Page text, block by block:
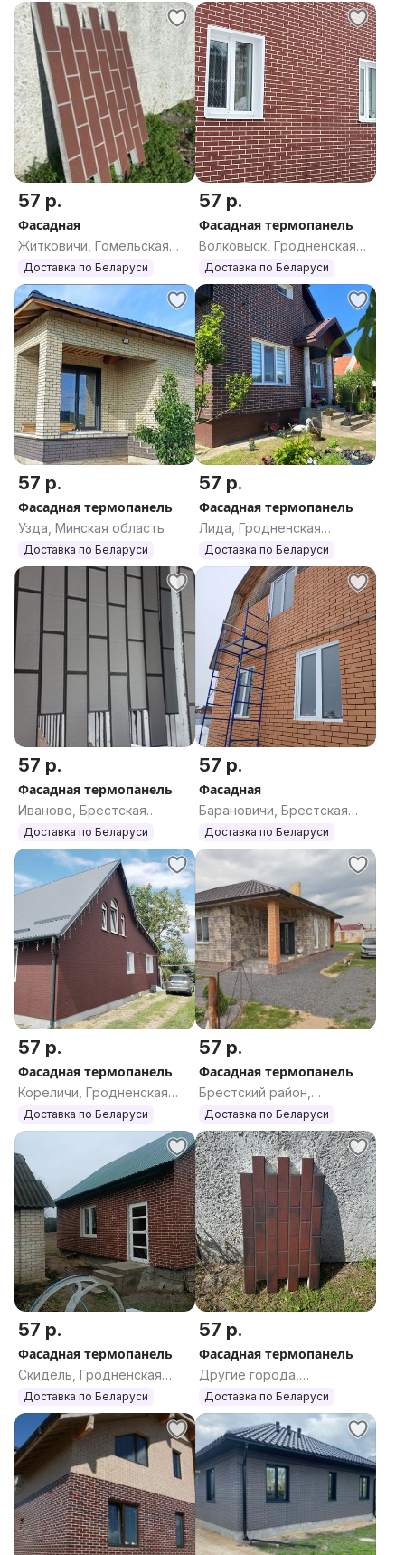
57 р.
Фасадная
Житковичи, Гомельская
область
Доставка по Беларуси
57 р.
Фасадная термопанель
Волковыск, Гродненская
область
Доставка по Беларуси
57 р.
Фасадная термопанель
Узда, Минская область
Доставка по Беларуси
57 р.
Фасадная термопанель
Лида, Гродненская
область
Доставка по Беларуси
57 р.
Фасадная термопанель
Иваново, Брестская
область
Доставка по Беларуси
57 р.
Фасадная
Барановичи, Брестская
область
Доставка по Беларуси
57 р.
Фасадная термопанель
Кореличи, Гродненская
область
Доставка по Беларуси
57 р.
Фасадная термопанель
Брестский район,
Брестская область
Доставка по Беларуси
57 р.
Фасадная термопанель
Скидель, Гродненская
область
Доставка по Беларуси
57 р.
Фасадная термопанель
Другие города,
Гродненская область
Доставка по Беларуси